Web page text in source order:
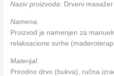
Naziv proizvoda: Drveni
Namena:
Proizvod je namenjen za
relaksacione svrhe
Materijal:
Prirodno drvo (bukva), ručna